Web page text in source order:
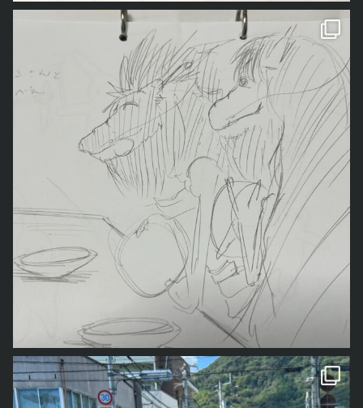
「龍ちゃんが
一番上の「奥の院」までは1300段以上の階段